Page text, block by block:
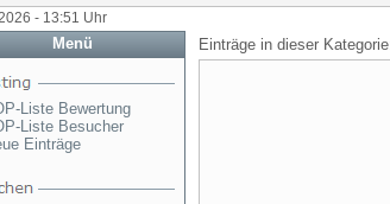
- 13:51 Uhr
Menü
Liste Bewertung
Liste Besucher
Einträge
Einträge in dieser